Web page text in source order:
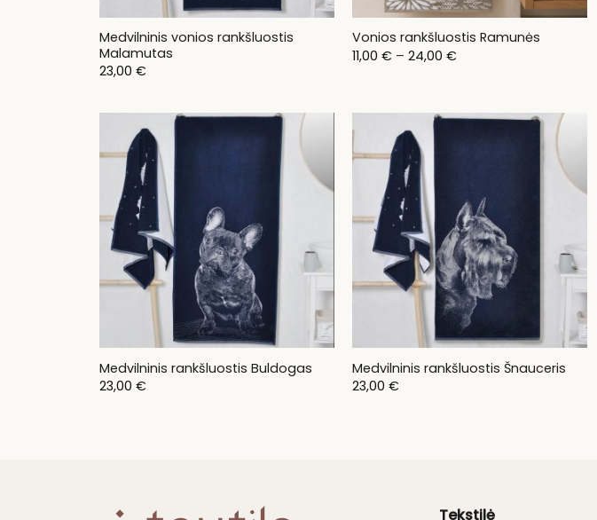
Medvilninis vonios rankšluostis
Malamutas
23,00 €
Vonios rankšluostis Ramunės
11,00 € – 24,00 €Price
Medvilninis rankšluostis Buldogas
23,00 €
Medvilninis rankšluostis Šnauceris
23,00 €
Tekstilė